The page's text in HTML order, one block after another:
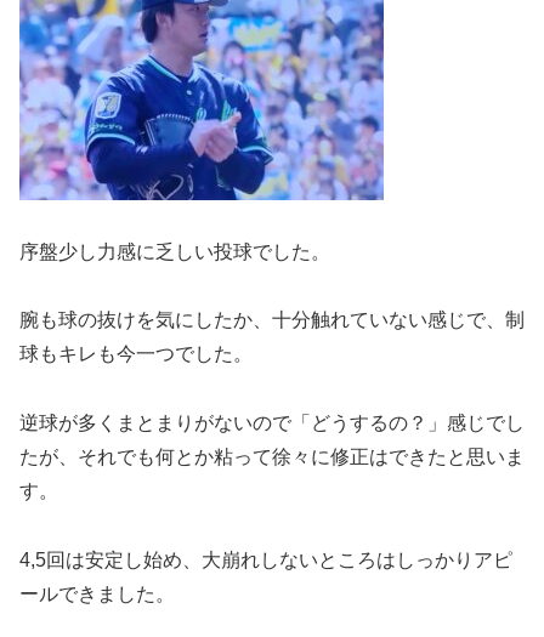
序盤少し力感に乏しい投球でした。
腕も球の抜けを気にしたか、十分触れていない感じで、制
球もキレも今一つでした。
逆球が多くまとまりがないので「どうするの？」感じでし
たが、それでも何とか粘って徐々に修正はできたと思いま
す。
4,5回は安定し始め、大崩れしないところはしっかりアピ
ールできました。